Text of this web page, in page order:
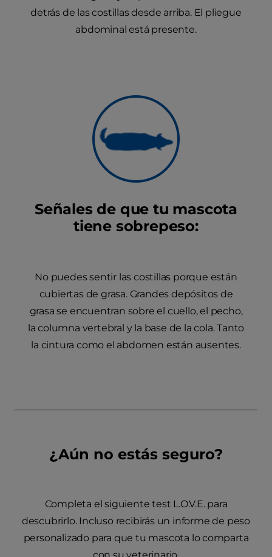
detrás de las costillas desde arriba. El pliegue
abdominal está presente.
Señales de que tu mascota
tiene sobrepeso:
No puedes sentir las costillas porque están
cubiertas de grasa. Grandes depósitos de
grasa se encuentran sobre el cuello, el pecho,
la columna vertebral y la base de la cola. Tanto
la cintura como el abdomen están ausentes.
¿Aún no estás seguro?
Completa el siguiente test L.O.V.E. para
descubrirlo. Incluso recibirás un informe de peso
personalizado para que tu mascota lo comparta